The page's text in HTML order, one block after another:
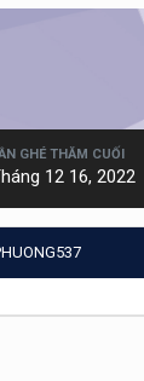
GHÉ THĂM CUỐI
12 16, 2022